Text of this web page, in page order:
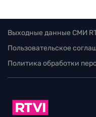
Выходные данные СМИ
Пользовательское
Политика обработки